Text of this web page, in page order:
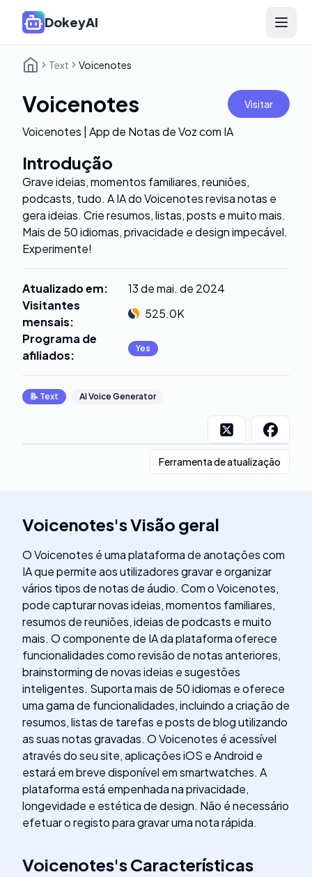
DokeyAI Open
Text Voicenotes
Voicenotes Visitar
Voicenotes | App de Notas de Voz com IA
Introdução
Grave ideias, momentos familiares, reuniões,
podcasts, tudo. A IA do Voicenotes revisa notas e
gera ideias. Crie resumos, listas, posts e muito mais.
Mais de 50 idiomas, privacidade e design impecável.
Experimente!
Atualizado em:
13 de mai. de 2024
Visitantes
mensais:
525.0K
Programa de
afiliados: Yes
📝 Text AI Voice Generator
Ferramenta de atualização
Voicenotes'sVisão geral
O Voicenotes é uma plataforma de anotações com
IA que permite aos utilizadores gravar e organizar
vários tipos de notas de áudio. Com o Voicenotes,
pode capturar novas ideias, momentos familiares,
resumos de reuniões, ideias de podcasts e muito
mais. O componente de IA da plataforma oferece
funcionalidades como revisão de notas anteriores,
brainstorming de novas ideias e sugestões
inteligentes. Suporta mais de 50 idiomas e oferece
uma gama de funcionalidades, incluindo a criação de
resumos, listas de tarefas e posts de blog utilizando
as suas notas gravadas. O Voicenotes é acessível
através do seu site, aplicações iOS e Android e
estará em breve disponível em smartwatches. A
plataforma está empenhada na privacidade,
longevidade e estética de design. Não é necessário
efetuar o registo para gravar uma nota rápida.
Voicenotes'sCaracterísticas